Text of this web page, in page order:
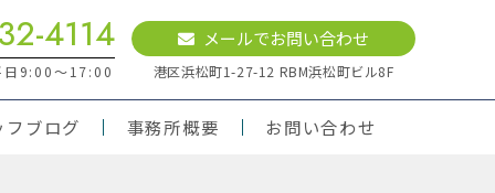
4114
日9:00～17:00
メールでお問い合わせ
港区浜松町1-27-12 RBM浜松町ビル8F
フブログ 事務所概要 お問い合わせ